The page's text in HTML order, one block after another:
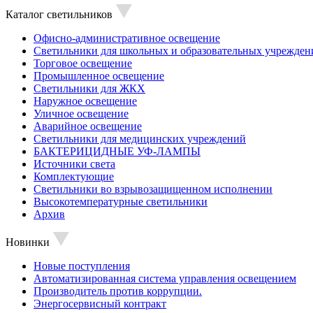
Каталог светильников
Офисно-административное освещение
Светильники для школьных и образовательных
Торговое освещение
Промышленное освещение
Светильники для ЖКХ
Наружное освещение
Уличное освещение
Аварийное освещение
Светильники для медицинских учреждений
БАКТЕРИЦИДНЫЕ УФ-ЛАМПЫ
Источники света
Комплектующие
Светильники во взрывозащищенном исполнении
Высокотемпературные светильники
Архив
Новинки
Новые поступления
Автоматизированная система управления освещением
Производитель против коррупции.
Энергосервисный контракт